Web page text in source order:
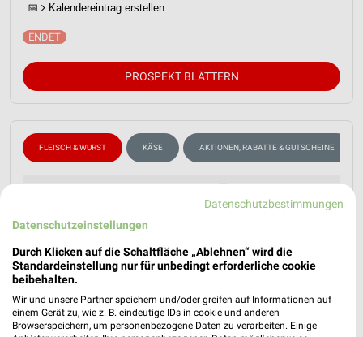
📅 Kalendereintrag erstellen
PROSPEKT BLÄTTERN
FLEISCH & WURST KÄSE AKTIONEN, RABATTE & GUTSCHEINE
Datenschutzbestimmungen
Datenschutzeinstellungen
Durch Klicken auf die Schaltfläche „Ablehnen“ wird die
Standardeinstellung nur für unbedingt erforderliche cookie
beibehalten.
Wir und unsere Partner speichern und/oder greifen auf Informationen auf
einem Gerät zu, wie z. B. eindeutige IDs in cookie und anderen
Browserspeichern, um personenbezogene Daten zu verarbeiten. Einige